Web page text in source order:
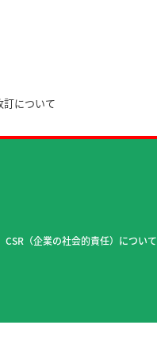
訂について
CSR（企業の社会的責任）について